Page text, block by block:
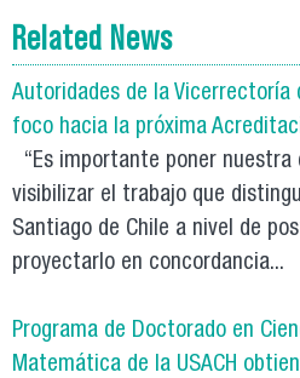
Related News
Autoridades de la Vicerrectoría
foco hacia la próxima
“Es importante poner nuestra
visibilizar el trabajo que
Santiago de Chile a nivel de
proyectarlo en concordancia...
Programa de Doctorado en
Matemática de la USACH